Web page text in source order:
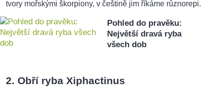
tvory mořskými škorpiony, v češtině jim říkáme různorepi.
Pohled do pravěku:
Největší dravá ryba
všech dob
2. Obří ryba Xiphactinus